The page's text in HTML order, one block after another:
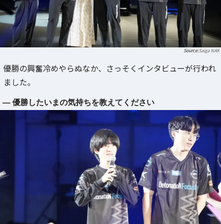
Saiga NAK
優勝の興奮冷めやらぬなか、さっそくインタビューが行われ
ました。
― 優勝したいまの気持ちを教えてください